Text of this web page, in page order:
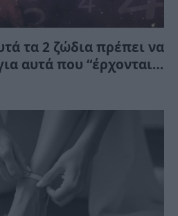
τα 2 ζώδια πρέπει να
αυτά που “έρχονται”